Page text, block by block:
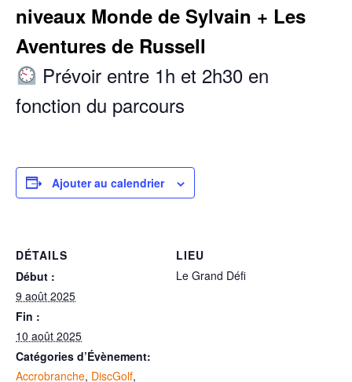
niveaux Monde de Sylvain + Les
Aventures de Russell
Prévoir entre 1h et 2h30 en
fonction du parcours
Ajouter au calendrier
DÉTAILS
Début :
9 août 2025
Fin :
10 août 2025
Catégories d’Évènement:
Accrobranche, DiscGolf,
LIEU
Le Grand Défi